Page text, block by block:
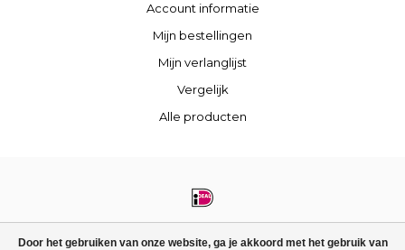
Door het gebruiken van onze website, ga je akkoord met het gebruik van
Account informatie
Mijn bestellingen
Mijn verlanglijst
Vergelijk
Alle producten
© Copyright 2026 STIJLdepartment - Powered byLightspeed- Theme by